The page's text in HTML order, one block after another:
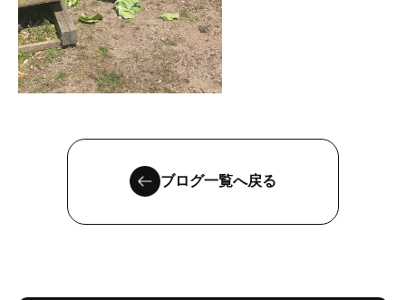
ブログ一覧へ戻る